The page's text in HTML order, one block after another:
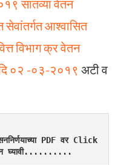
सातव्या वेतन
सेवांतर्गत आश्वासित
विभाग क्र वेतन
०२ -०३-२०१९ अटी व
PDF वर Click
घ्यावी..........